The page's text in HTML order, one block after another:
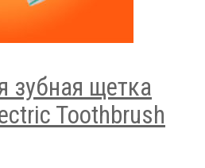
зубная щетка
Toothbrush